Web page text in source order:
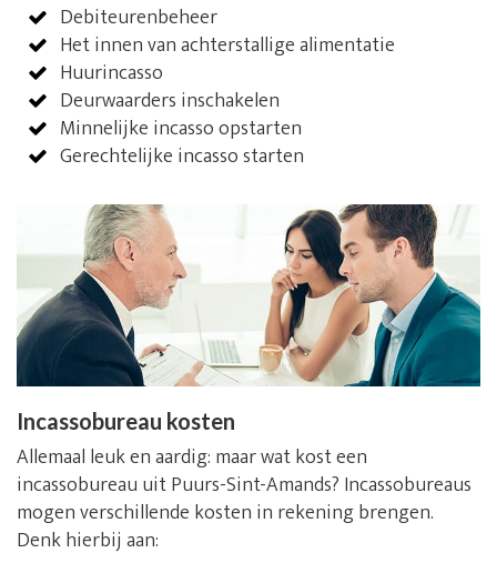
Debiteurenbeheer
Het innen van achterstallige alimentatie
Huurincasso
Deurwaarders inschakelen
Minnelijke incasso opstarten
Gerechtelijke incasso starten
Incassobureau kosten
Allemaal leuk en aardig: maar wat kost een
incassobureau uit Puurs-Sint-Amands? Incassobureaus
mogen verschillende kosten in rekening brengen.
Denk hierbij aan: